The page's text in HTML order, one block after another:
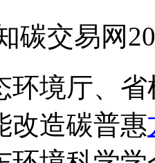
碳交易网
环境厅、
改造碳普惠